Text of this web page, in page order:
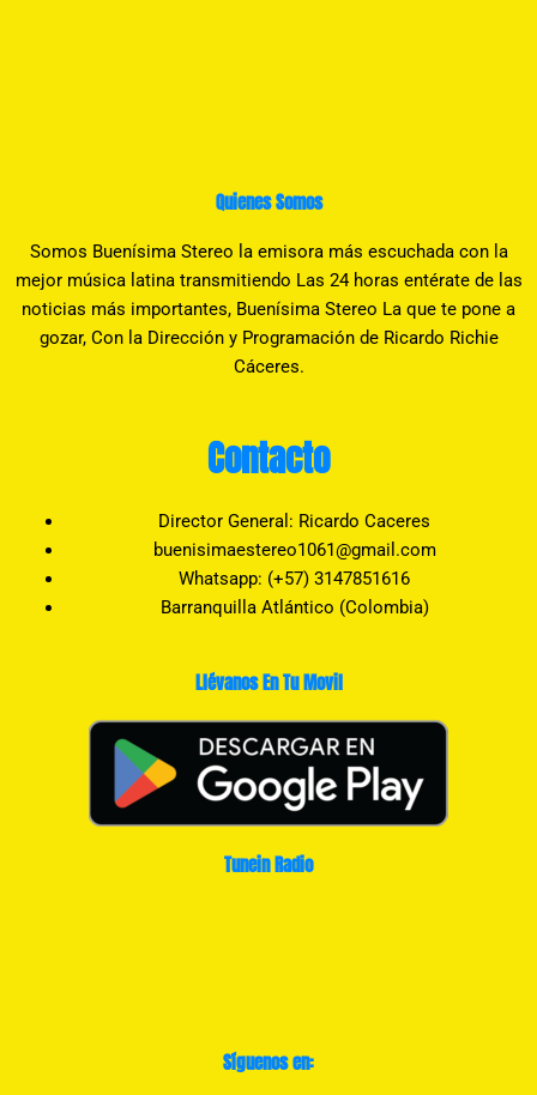
Quienes Somos
Somos Buenísima Stereo la emisora más escuchada con la
mejor música latina transmitiendo Las 24 horas entérate de las
noticias más importantes, Buenísima Stereo La que te pone a
gozar, Con la Dirección y Programación de Ricardo Richie
Cáceres.
Contacto
Director General: Ricardo Caceres
buenisimaestereo1061@gmail.com
Whatsapp: (+57) 3147851616
Barranquilla Atlántico (Colombia)
Llévanos En Tu Movil
Tunein Radio
Síguenos en: